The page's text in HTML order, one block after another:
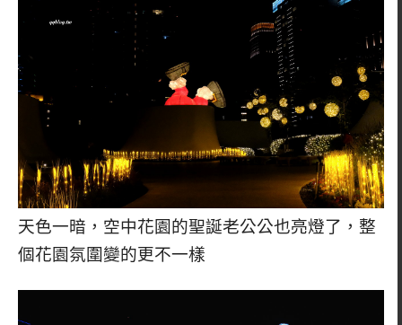
天色一暗，空中花園的聖誕老公公也亮燈了，整
個花園氛圍變的更不一樣